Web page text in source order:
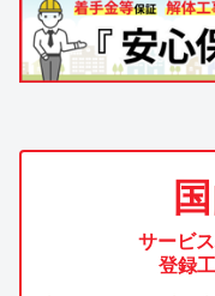
サービ
登録